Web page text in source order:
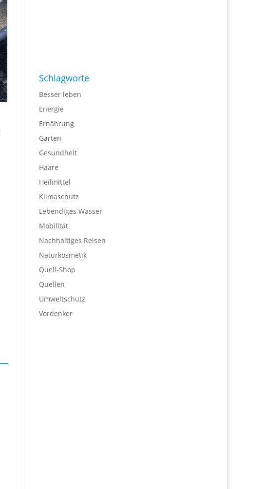
Schlagworte
Besser leben
Energie
Ernährung
Garten
Gesundheit
Haare
Heilmittel
Klimaschutz
Lebendiges Wasser
Mobilität
Nachhaltiges Reisen
Naturkosmetik
Quell-Shop
Quellen
Umweltschutz
Vordenker